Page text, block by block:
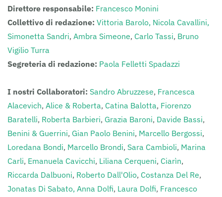
Direttore responsabile: Francesco Monini
Collettivo di redazione: Vittoria Barolo, Nicola Cavallini,
Simonetta Sandri, Ambra Simeone, Carlo Tassi, Bruno
Vigilio Turra
Segreteria di redazione: Paola Felletti Spadazzi
I nostri Collaboratori: Sandro Abruzzese, Francesca
Alacevich, Alice & Roberta, Catina Balotta, Fiorenzo
Baratelli, Roberta Barbieri, Grazia Baroni, Davide Bassi,
Benini & Guerrini, Gian Paolo Benini, Marcello Bergossi,
Loredana Bondi, Marcello Brondi, Sara Cambioli, Marina
Carli, Emanuela Cavicchi, Liliana Cerqueni, Ciarìn,
Riccarda Dalbuoni, Roberto Dall'Olio, Costanza Del Re,
Jonatas Di Sabato, Anna Dolfi, Laura Dolfi, Francesco